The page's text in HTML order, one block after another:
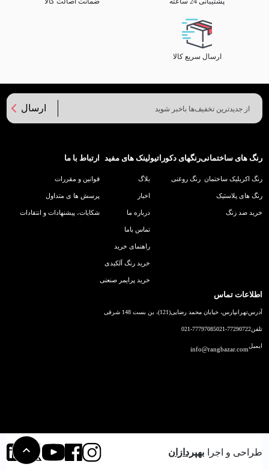
ارسال سریع کالا
ارسال
رنگ های ساختمانی
رنگ اکریلیک ساختمان
رنگ های پلاستیک
خرید ضد زنگ
رنگهای دکوراتیو
رنگ روغنی
لینک های مفید
بلاگ
اخبار
درباره ما
تماس باما
راهنمای خرید
خرید رنگ آلکیدی
خرید پرایمر صنعتی
ارتباط با ما
قوانین و مقررات
پرسش ها ی متداول
شکایات، پیشنهادات و انتقادات
اطلاعات تماس
آدرستهرانپارس، خیابان محمد رضایی(121)، بن بست 148 شرقی
تلفن021-77290722
021-77797085
ایمیلinfo@rangbazar.com
طراحی و اجرا بهپردازان